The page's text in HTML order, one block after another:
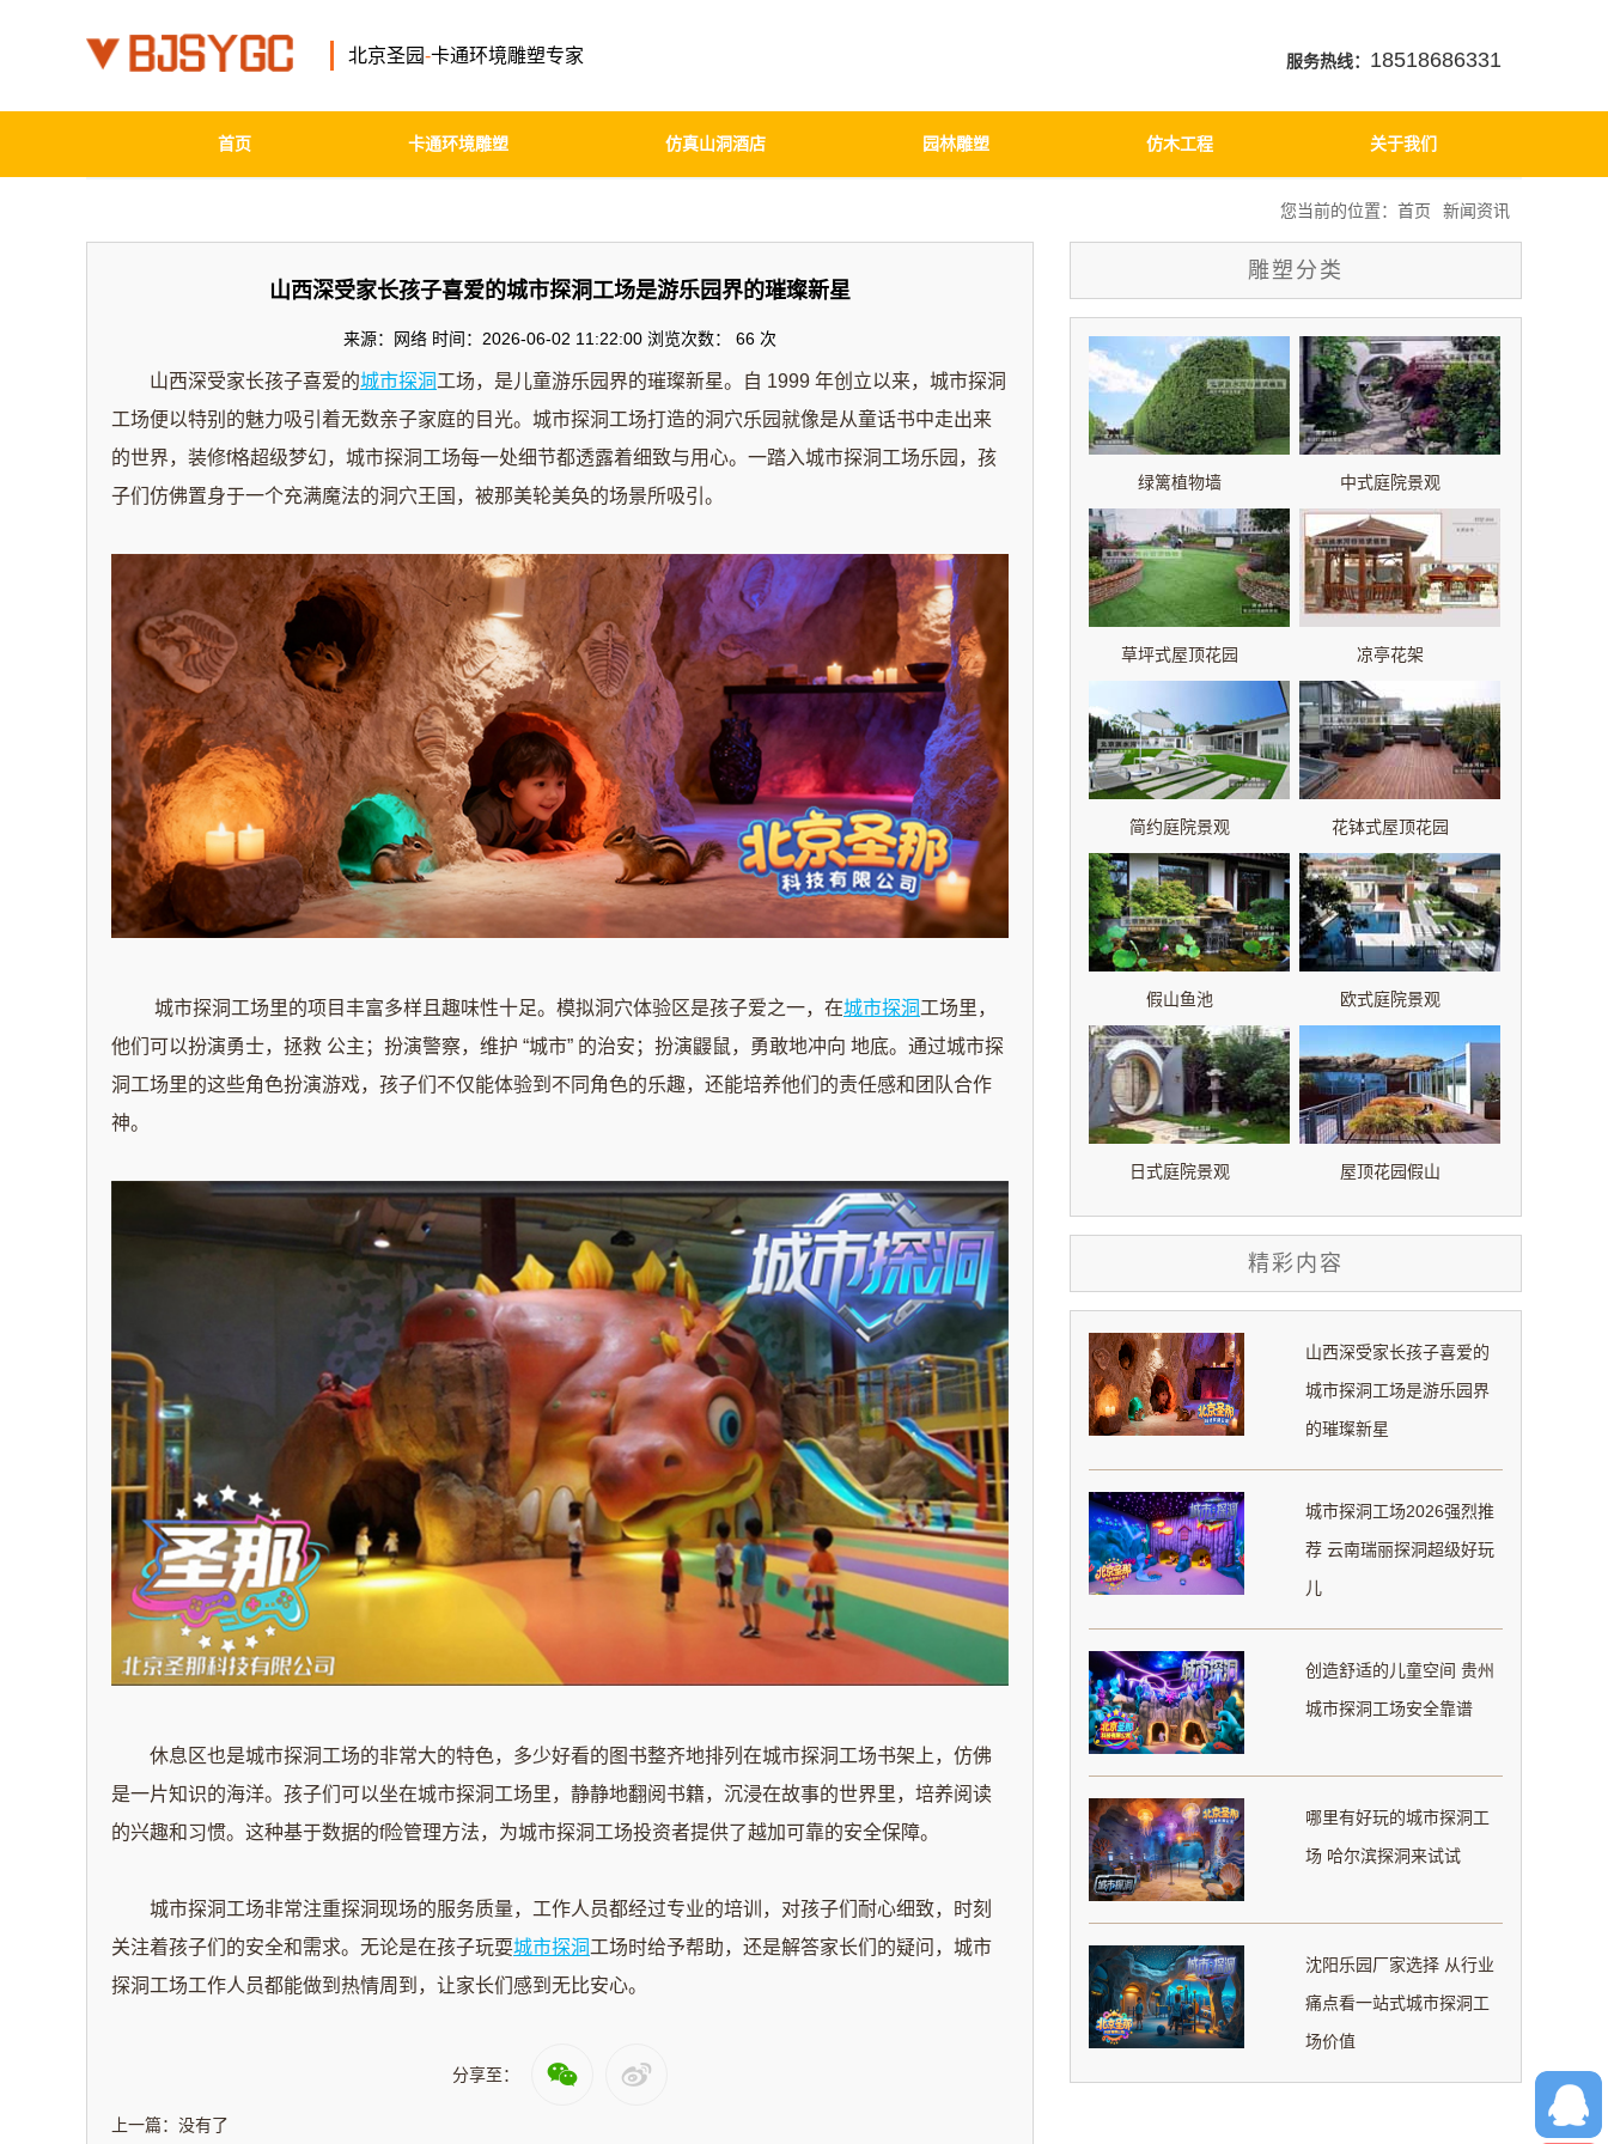
北京圣园-卡通环境雕塑专家 服务热线： 18518686331
首页 卡通环境雕塑 仿真山洞酒店 园林雕塑 仿木工程 关于我们
您当前的位置： 首页 新闻资讯
山西深受家长孩子喜爱的城市探洞工场是游乐园界的璀璨新星
来源：网络 时间：2026-06-02 11:22:00 浏览次数： 66 次
山西深受家长孩子喜爱的城市探洞 工场，是儿童游乐园界的璀璨新星。自 1999 年创立以来，城市探洞
工场便以特别的魅力吸引着无数亲子家庭的目光。城市探洞工场打造的洞穴乐园就像是从童话书中走出来
的世界，装修f格超级梦幻，城市探洞工场每一处细节都透露着细致与用心。一踏入城市探洞工场乐园，孩
子们仿佛置身于一个充满魔法的洞穴王国，被那美轮美奂的场景所吸引。
城市探洞工场里的项目丰富多样且趣味性十足。模拟洞穴体验区是孩子爱之一，在城市探洞 工场里，
他们可以扮演勇士，拯救 公主；扮演警察，维护 “城市” 的治安；扮演鼹鼠，勇敢地冲向 地底。通过城市探
洞 工场里的这些角色扮演游戏，孩子们不仅能体验到不同角色的乐趣，还能培养他们的责任感和团队合作
神。
休息区也是城市探洞工场的非常大的特色，多少好看的图书整齐地排列在城市探洞工场书架上，仿佛
是一片知识的海洋。孩子们可以坐在城市探洞工场里，静静地翻阅书籍，沉浸在故事的世界里，培养阅读
的兴趣和习惯。这种基于数据的f险管理方法，为城市探洞工场投资者提供了越加可靠的安全保障。
城市探洞工场非常注重探洞现场的服务质量，工作人员都经过专业的培训，对孩子们耐心细致，时刻
关注着孩子们的安全和需求。无论是在孩子玩耍城市探洞 工场时给予帮助，还是解答家长们的疑问，城市
探洞工场工作人员都能做到热情周到，让家长们感到无比安心。
分享至：
上一篇：没有了
雕塑分类
绿篱植物墙 中式庭院景观
草坪式屋顶花园 凉亭花架
简约庭院景观 花钵式屋顶花园
假山鱼池 欧式庭院景观
日式庭院景观 屋顶花园假山
精彩内容
山西深受家长孩子喜爱的
城市探洞工场是游乐园界
的璀璨新星
城市探洞工场2026强烈推
荐 云南瑞丽探洞超级好玩
儿
创造舒适的儿童空间 贵州
城市探洞工场安全靠谱
哪里有好玩的城市探洞工
场 哈尔滨探洞来试试
沈阳乐园厂家选择 从行业
痛点看一站式城市探洞工
场价值